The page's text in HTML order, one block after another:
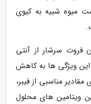
میوه شبیه به کیوی
فروت سرشار از آنتی
ویژگی ها به کاهش
مناسبی از فیبر،
ویتامین های محلول